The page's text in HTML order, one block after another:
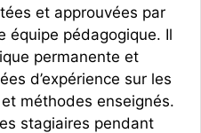
et approuvées par
équipe pédagogique. Il
permanente et
d’expérience sur les
méthodes enseignés.
stagiaires pendant